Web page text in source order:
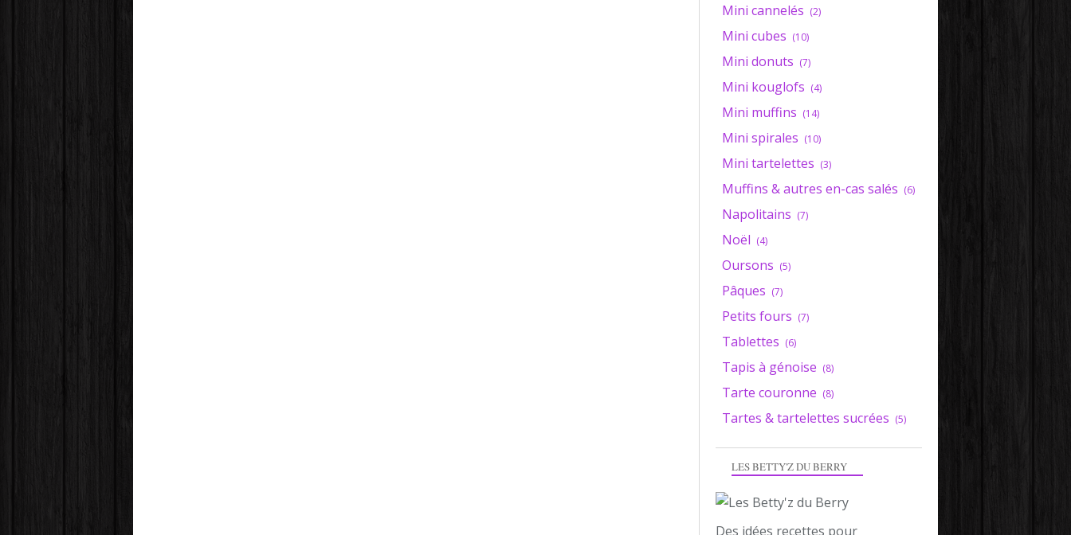
LES BETTY'Z DU BERRY
Des idées recettes pour
Mini cannelés (2)
Mini cubes (10)
Mini donuts (7)
Mini kouglofs (4)
Mini muffins (14)
Mini spirales (10)
Mini tartelettes (3)
Muffins & autres en-cas salés (6)
Napolitains (7)
Noël (4)
Oursons (5)
Pâques (7)
Petits fours (7)
Tablettes (6)
Tapis à génoise (8)
Tarte couronne (8)
Tartes & tartelettes sucrées (5)